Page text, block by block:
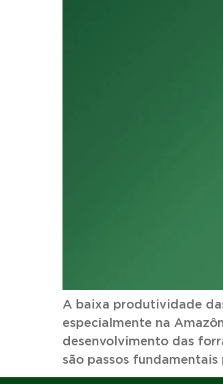
A baixa produtividade
especialmente na
desenvolvimento das
são passos